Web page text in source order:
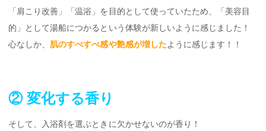
「肩こり改善」「温浴」を目的として使っていたため、「美容目
的」として湯船につかるという体験が新しいように感じました！
心なしか、 肌のすべすべ感や艶感が増したように感じます！！
② 変化する香り
そして、入浴剤を選ぶときに欠かせないのが香り！